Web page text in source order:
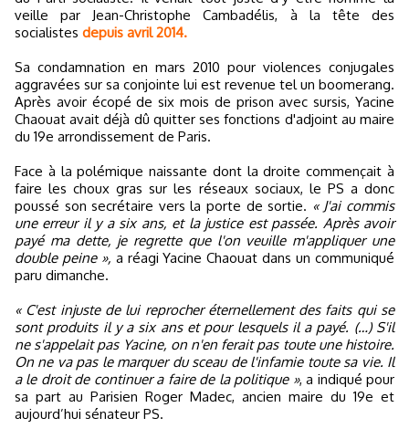
veille par Jean-Christophe Cambadélis, à la tête des
socialistes depuis avril 2014.
Sa condamnation en mars 2010 pour violences conjugales
aggravées sur sa conjointe lui est revenue tel un boomerang.
Après avoir écopé de six mois de prison avec sursis, Yacine
Chaouat avait déjà dû quitter ses fonctions d'adjoint au maire
du 19e arrondissement de Paris.
Face à la polémique naissante dont la droite commençait à
faire les choux gras sur les réseaux sociaux, le PS a donc
poussé son secrétaire vers la porte de sortie. « J'ai commis
une erreur il y a six ans, et la justice est passée. Après avoir
payé ma dette, je regrette que l'on veuille m'appliquer une
double peine », a réagi Yacine Chaouat dans un communiqué
paru dimanche.
« C'est injuste de lui reprocher éternellement des faits qui se
sont produits il y a six ans et pour lesquels il a payé. (…) S'il
ne s'appelait pas Yacine, on n'en ferait pas toute une histoire.
On ne va pas le marquer du sceau de l'infamie toute sa vie. Il
a le droit de continuer a faire de la politique », a indiqué pour
sa part au Parisien Roger Madec, ancien maire du 19e et
aujourd’hui sénateur PS.